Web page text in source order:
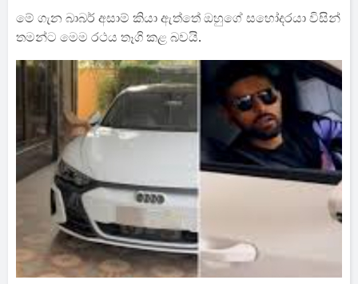
මේ ගැන බාබර් අසාම් කියා ඇත්තේ ඔහුගේ සහෝදරයා විසින්
තමන්ට මෙම රථය තෑගි කළ බවයි.